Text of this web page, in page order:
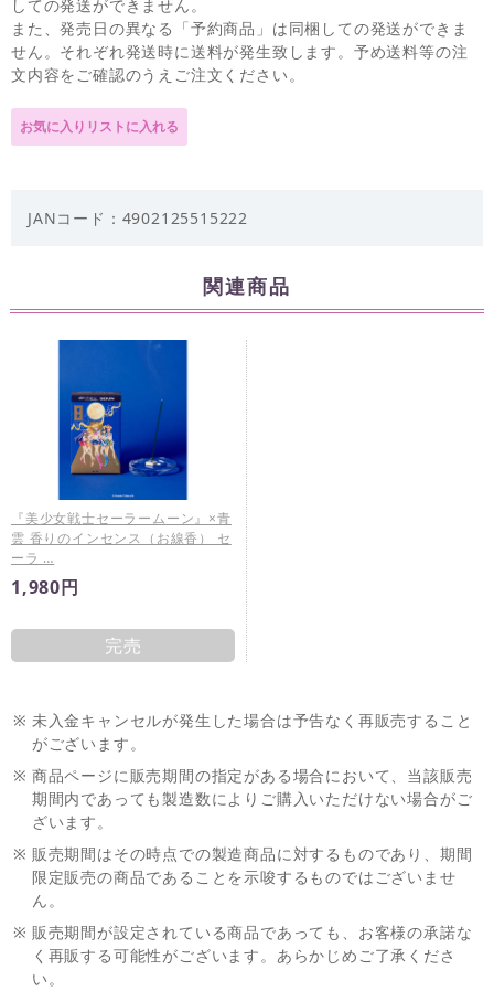
しての発送ができません。
また、発売日の異なる「予約商品」は同梱しての発送ができま
せん。それぞれ発送時に送料が発生致します。予め送料等の注
文内容をご確認のうえご注文ください。
JANコード：4902125515222
関連商品
『美少女戦士セーラームーン』×青
雲 香りのインセンス（お線香） セ
ーラ …
1,980円
完売
※ 未入金キャンセルが発生した場合は予告なく再販売すること
がございます。
※ 商品ページに販売期間の指定がある場合において、当該販売
期間内であっても製造数によりご購入いただけない場合がご
ざいます。
※ 販売期間はその時点での製造商品に対するものであり、期間
限定販売の商品であることを示唆するものではございませ
ん。
※ 販売期間が設定されている商品であっても、お客様の承諾な
く再販する可能性がございます。あらかじめご了承くださ
い。